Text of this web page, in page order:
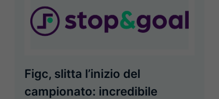
Figc, slitta l’inizio del
campionato: incredibile